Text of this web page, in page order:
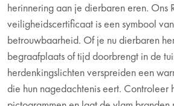
herinnering aan je dierbaren eren. Ons
veiligheidscertificaat is een symbool
betrouwbaarheid. Of je nu dierbaren
begraafplaats of tijd doorbrengt in de
herdenkingslichten verspreiden een
die hun nagedachtenis eert. Controleer